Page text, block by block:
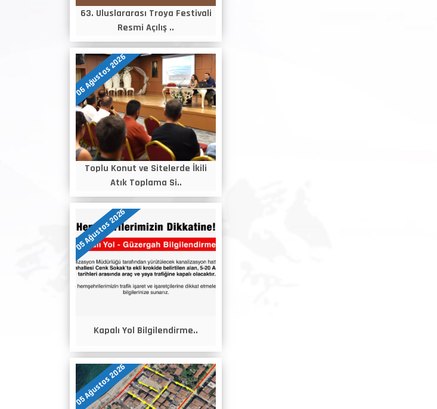
63. Uluslararası Troya Festivali
Resmi Açılış ..
06 Ağustos 2026
Toplu Konut ve Sitelerde İkili
Atık Toplama Si..
05 Ağustos 2026
Kapalı Yol Bilgilendirme..
05 Ağustos 2026